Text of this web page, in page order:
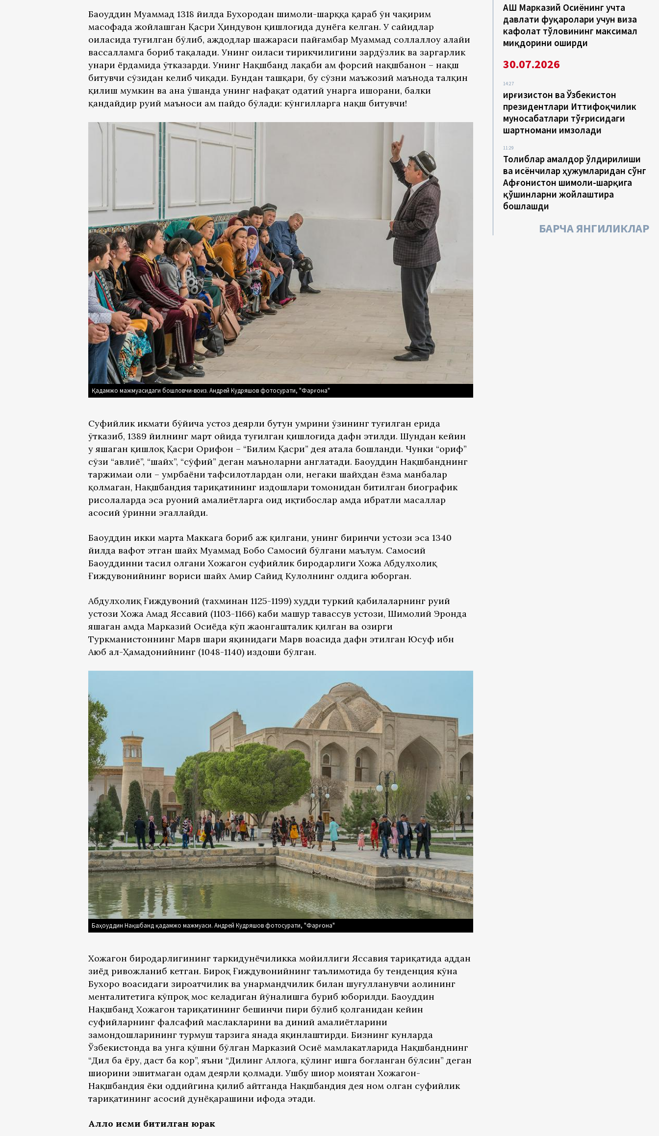
Баҳоуддин Муҳаммад 1318 йилда Бухородан шимоли-шарққа қараб ўн чақирим
масофада жойлашган Қасри Ҳиндувон қишлоғида дунёга келган. У сайидлар
оиласида туғилган бўлиб, аждодлар шажараси пайғамбар Муҳаммад соллаллоҳу алайҳи
вассалламга бориб тақалади. Унинг оиласи тирикчилигини зардўзлик ва заргарлик
ҳунари ёрдамида ўтказарди. Унинг Нақшбанд лақаби ҳам форсий нақшбанон – нақш
битувчи сўзидан келиб чиқади. Бундан ташқари, бу сўзни маъжозий маънода талқин
қилиш мумкин ва ана ўшанда унинг нафақат одатий ҳунарга ишорани, балки
қандайдир руҳий маъноси ҳам пайдо бўлади: кўнгилларга нақш битувчи!
Қадамжо мажмуасидаги бошловчи-воиз. Андрей Кудряшов фотосурати, "Фарғона"
Суфийлик ҳикмати бўйича устоз деярли бутун умрини ўзининг туғилган ерида
ўтказиб, 1389 йилнинг март ойида туғилган қишлоғида дафн этилди. Шундан кейин
у яшаган қишлоқ Қасри Орифон – “Билим Қасри” дея атала бошланди. Чунки “ориф”
сўзи “авлиё”, “шайх”, “сўфий” деган маъноларни англатади. Баҳоуддин Нақшбанднинг
таржимаи ҳоли – умрбаёни тафсилотлардан ҳоли, негаки шайхдан ёзма манбалар
қолмаган, Нақшбандия тариқатининг издошлари томонидан битилган биографик
рисолаларда эса руҳоний амалиётларга оид иқтибослар ҳамда ибратли масаллар
асосий ўринни эгаллайди.
Баҳоуддин икки марта Маккага бориб ҳаж қилгани, унинг биринчи устози эса 1340
йилда вафот этган шайх Муҳаммад Бобо Самосий бўлгани маълум. Самосий
Баҳоуддинни таҳсил олгани Хожагон суфийлик биродарлиги Хожа Абдулхолиқ
Ғиждувонийнинг вориси шайх Амир Сайид Кулолнинг олдига юборган.
Абдулхолиқ Ғиждувоний (тахминан 1125-1199) худди туркий қабилаларнинг руҳий
устози Хожа Аҳмад Яссавий (1103-1166) каби машҳур тавассув устози, Шимолий Эронда
яшаган ҳамда Марказий Осиёда кўп жаҳонгашталик қилган ва ҳозирги
Туркманистоннинг Марв шаҳри яқинидаги Марв воҳасида дафн этилган Юсуф ибн
Аюб ал-Ҳамадонийнинг (1048-1140) издоши бўлган.
Баҳоуддин Нақшбанд қадамжо мажмуаси. Андрей Кудряшов фотосурати, "Фарғона"
Хожагон биродарлигининг таркидунёчиликка мойиллиги Яссавия тариқатида ҳаддан
зиёд ривожланиб кетган. Бироқ Ғиждувонийнинг таълимотида бу тенденция кўҳна
Бухоро воҳасидаги зироатчилик ва ҳунармандчилик билан шуғулланувчи аҳолининг
менталитетига кўпроқ мос келадиган йўналишга буриб юборилди. Баҳоуддин
Нақшбанд Хожагон тариқатининг бешинчи пири бўлиб қолганидан кейин
суфийларнинг фалсафий маслакларини ва диний амалиётларини
замондошларининг турмуш тарзига янада яқинлаштирди. Бизнинг кунларда
Ўзбекистонда ва унга қўшни бўлган Марказий Осиё мамлакатларида Нақшбанднинг
“Дил ба ёру, даст ба кор”, яъни “Дилинг Аллоҳга, қўлинг ишга боғланган бўлсин” деган
шиорини эшитмаган одам деярли қолмади. Ушбу шиор моҳиятан Хожагон-
Нақшбандия ёки оддийгина қилиб айтганда Нақшбандия дея ном олган суфийлик
тариқатининг асосий дунёқарашини ифода этади.
Аллоҳ исми битилган юрак
АҚШ Марказий Осиёнинг учта
давлати фуқаролари учун виза
кафолат тўловининг максимал
миқдорини оширди
30.07.2026
14:27
Қирғизистон ва Ўзбекистон
президентлари Иттифоқчилик
муносабатлари тўғрисидаги
шартномани имзолади
11:29
Толиблар амалдор ўлдирилиши
ва исёнчилар ҳужумларидан сўнг
Афғонистон шимоли-шарқига
қўшинларни жойлаштира
бошлашди
БАРЧА ЯНГИЛИКЛАР